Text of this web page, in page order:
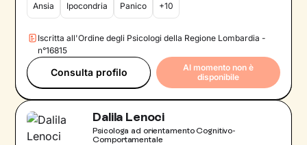
Ansia Ipocondria Panico +10
Iscritta all'Ordine degli Psicologi della Regione Lombardia -
n°16815
Consulta profilo
Al momento non è
disponibile
Dalila Lenoci
Psicologa ad orientamento Cognitivo-
Comportamentale